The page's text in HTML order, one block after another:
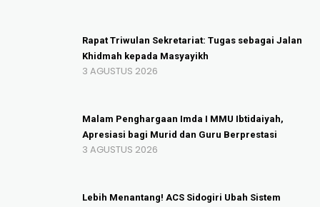
Rapat Triwulan Sekretariat: Tugas sebagai Jalan
Khidmah kepada Masyayikh
3 AGUSTUS 2026
Malam Penghargaan Imda I MMU Ibtidaiyah,
Apresiasi bagi Murid dan Guru Berprestasi
3 AGUSTUS 2026
Lebih Menantang! ACS Sidogiri Ubah Sistem